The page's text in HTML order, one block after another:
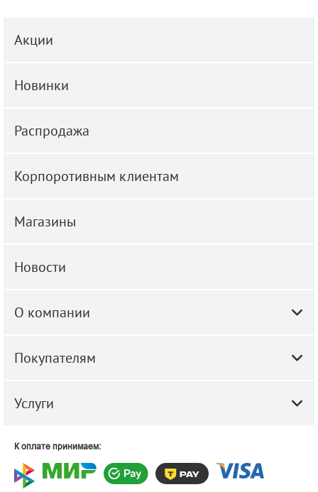
Акции
Новинки
Распродажа
Корпоротивным клиентам
Магазины
Новости
О компании
Покупателям
Услуги
К оплате принимаем: